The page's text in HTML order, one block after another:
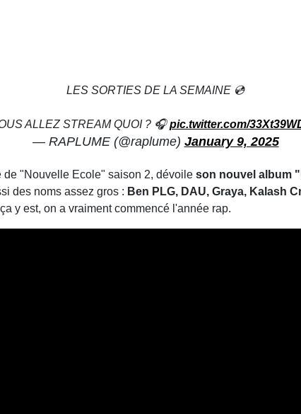
LES SORTIES DE LA SEMAINE 💿
ALLEZ STREAM QUOI ? 🎧pic.twitter.com/
— RAPLUME (@raplume) January 9, 2025
de "Nouvelle Ecole" saison 2, dévoile son nouvel album
des noms assez gros : Ben PLG, DAU, Graya, Kalash
y est, on a vraiment commencé l'année rap.